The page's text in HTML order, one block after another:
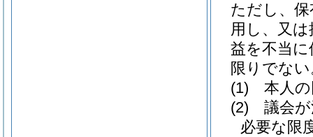
ただし、
用し、又
益を不当
限りでな
(1)
本人
(2)
議会
必要な限